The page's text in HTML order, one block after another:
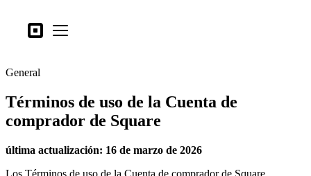
SquareOpen menu
Tipos de negocio
Hardware
Precios
Lo último
General
Términos de uso de la Cuenta de
comprador de Square
última actualización: 16 de marzo de 2026
Los Términos de uso de la Cuenta de comprador de Square